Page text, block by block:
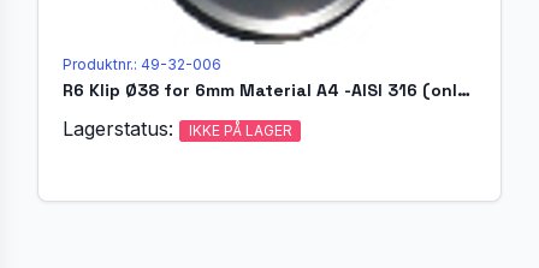
Produktnr.: 49-32-006
R6 Klip Ø38 for 6mm Material A4 -AISI 316 (only 316-1.4404)
Lagerstatus: IKKE PÅ LAGER